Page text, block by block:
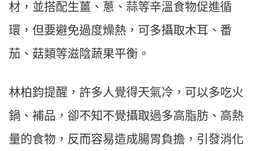
材，並搭配生薑、蔥、蒜等辛溫食物促進循
環，但要避免過度燥熱，可多攝取木耳、番
茄、菇類等滋陰蔬果平衡。
林柏鈞提醒，許多人覺得天氣冷，可以多吃火
鍋、補品，卻不知不覺攝取過多高脂肪、高熱
量的食物，反而容易造成腸胃負擔，引發消化